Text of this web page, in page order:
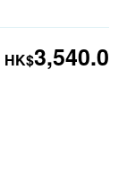
HK$3,540.0